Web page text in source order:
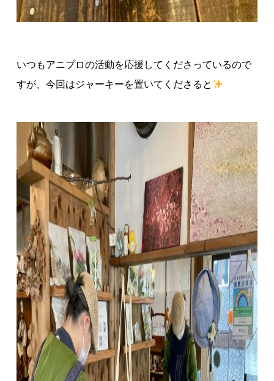
いつもアニプロの活動を応援してくださっているので
すが、今回はジャーキーを置いてくださると